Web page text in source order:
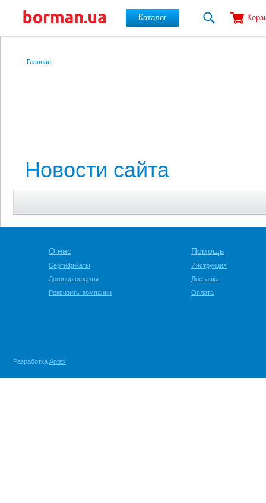
Каталог
Главная
Новости cайта
О нас
Сертификаты
Договор оферты
Реквизиты компании
Помощь
Инструкция
Доставка
Оплата
Разработка Antex